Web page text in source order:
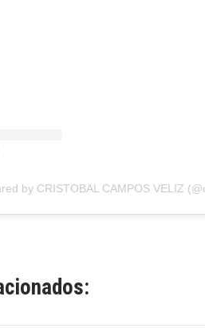
by CRISTOBAL CAMPOS VELIZ